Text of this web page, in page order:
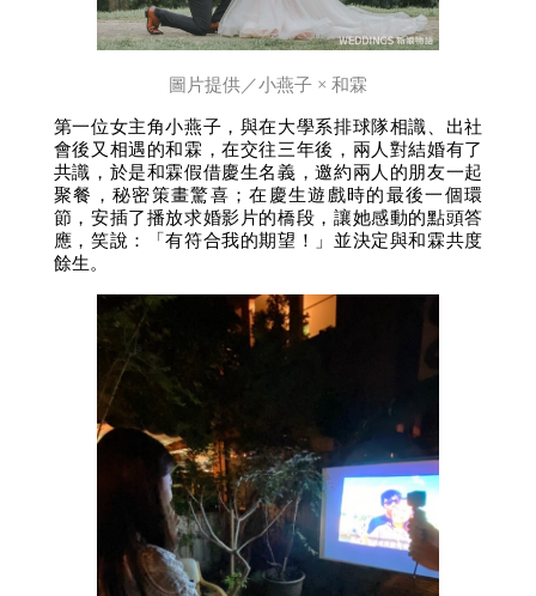
圖片提供／小燕子 × 和霖
第一位女主角小燕子，與在大學系排球隊相識、出社
會後又相遇的和霖，在交往三年後，兩人對結婚有了
共識，於是和霖假借慶生名義，邀約兩人的朋友一起
聚餐，秘密策畫驚喜；在慶生遊戲時的最後一個環
節，安插了播放求婚影片的橋段，讓她感動的點頭答
應，笑說：「有符合我的期望！」並決定與和霖共度
餘生。